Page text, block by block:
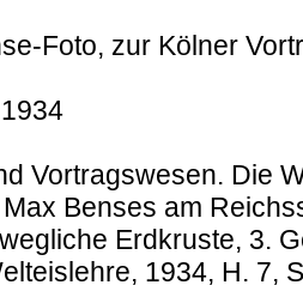
Foto, zur Kölner
Vortragswesen. Die
Benses am
Erdkruste, 3.
1934, H. 7,